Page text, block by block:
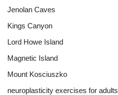
Jenolan Caves
Kings Canyon
Lord Howe Island
Magnetic Island
Mount Kosciuszko
neuroplasticity exercises for adults